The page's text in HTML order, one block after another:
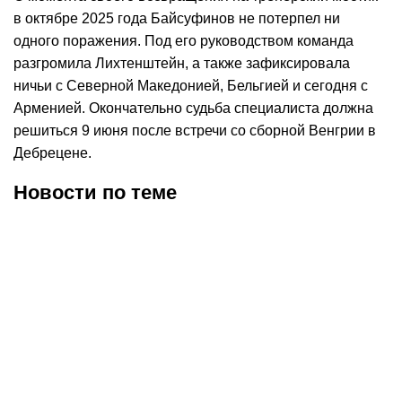
в октябре 2025 года Байсуфинов не потерпел ни
одного поражения. Под его руководством команда
разгромила Лихтенштейн, а также зафиксировала
ничьи с Северной Македонией, Бельгией и сегодня с
Арменией. Окончательно судьба специалиста должна
решиться 9 июня после встречи со сборной Венгрии в
Дебрецене.
Новости по теме